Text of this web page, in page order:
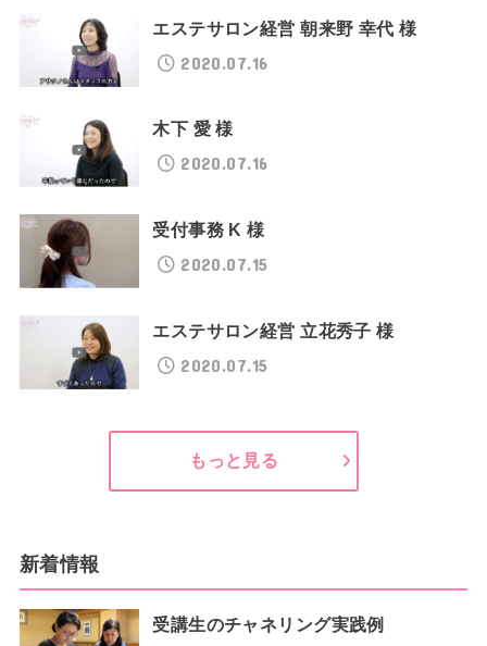
エステサロン経営 朝来野 幸代 様
2020.07.16
木下 愛 様
2020.07.16
受付事務 K 様
2020.07.15
エステサロン経営 立花秀子 様
2020.07.15
もっと見る
新着情報
受講生のチャネリング実践例